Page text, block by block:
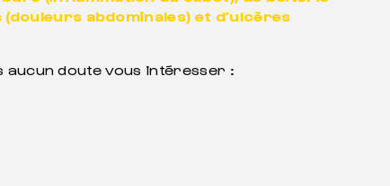
abdominales) et d’ulcères
aucun doute vous intéresser :